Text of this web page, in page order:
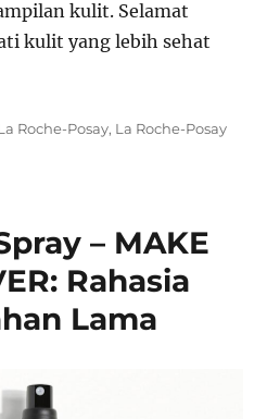
kulit. Selamat
kulit yang lebih sehat
Roche-Posay, La Roche-Posay
– MAKE
Rahasia
Lama